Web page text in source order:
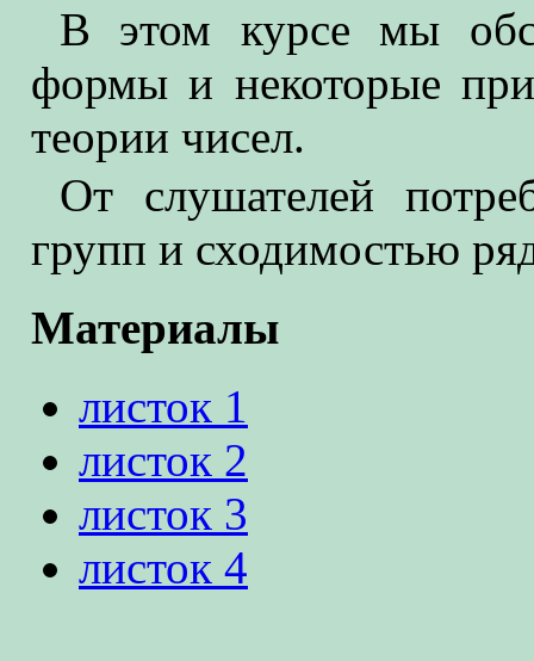
В этом курсе мы
формы и некоторые
теории чисел.
От слушателей
групп и сходимостью
Материалы
листок 1
листок 2
листок 3
листок 4